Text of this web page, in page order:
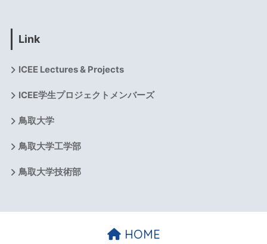
Link
ICEE Lectures & Projects
ICEE学生プロジェクトメンバーズ
鳥取大学
鳥取大学工学部
鳥取大学技術部
HOME